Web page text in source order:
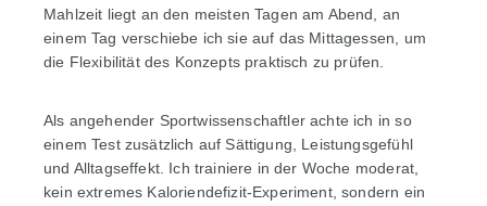
Mahlzeit liegt an den meisten Tagen am Abend, an
einem Tag verschiebe ich sie auf das Mittagessen, um
die Flexibilität des Konzepts praktisch zu prüfen.
Als angehender Sportwissenschaftler achte ich in so
einem Test zusätzlich auf Sättigung, Leistungsgefühl
und Alltagseffekt. Ich trainiere in der Woche moderat,
kein extremes Kaloriendefizit-Experiment, sondern ein